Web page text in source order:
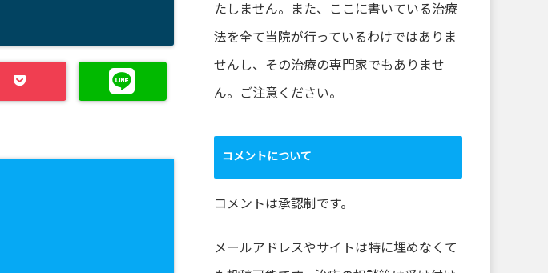
たしません。また、ここに書いている治療
法を全て当院が行っているわけではありま
せんし、その治療の専門家でもありませ
ん。ご注意ください。
コメントについて
コメントは承認制です。
メールアドレスやサイトは特に埋めなくて